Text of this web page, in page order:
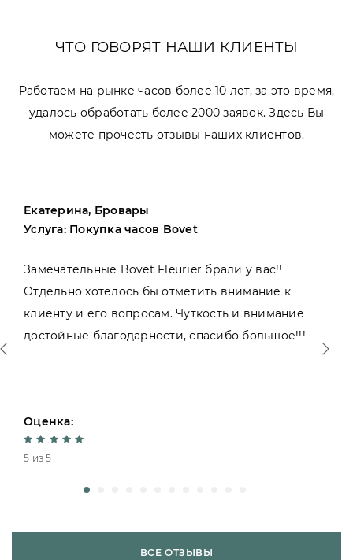
ЧТО ГОВОРЯТ НАШИ КЛИЕНТЫ
Работаем на рынке часов более 10 лет, за это время,
удалось обработать более 2000 заявок. Здесь Вы
можете прочесть отзывы наших клиентов.
Екатерина, Бровары
Услуга: Покупка часов Bovet
Замечательные Bovet Fleurier брали у вас!!
Отдельно хотелось бы отметить внимание к
клиенту и его вопросам. Чуткость и внимание
достойные благодарности, спасибо большое!!!
Оценка:
5 из 5
ВСЕ ОТЗЫВЫ